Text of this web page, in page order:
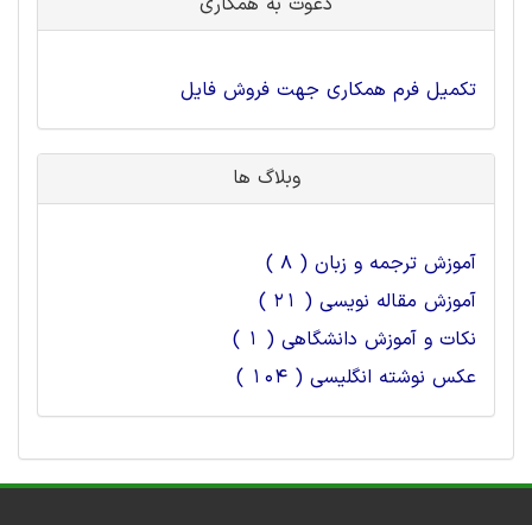
تکمیل فرم همکاری جهت فروش فایل
وبلاگ ها
آموزش ترجمه و زبان ( 8 )
آموزش مقاله نویسی ( 21 )
نکات و آموزش دانشگاهی ( 1 )
عکس نوشته انگلیسی ( 104 )